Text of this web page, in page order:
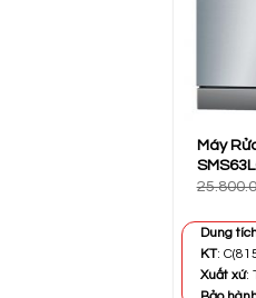
Máy
Dung
KT:
Xuất xứ: